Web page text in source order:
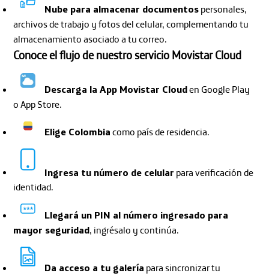
Nube para almacenar documentos personales,
archivos de trabajo y fotos del celular, complementando tu
almacenamiento asociado a tu correo.
Conoce el flujo de nuestro servicio Movistar Cloud
Descarga la App Movistar Clouden Google Play
o App Store.
Elige Colombia como país de residencia.
Ingresa tu número de celular para verificación de
identidad.
Llegará un PIN al número ingresado para
mayor seguridad, ingrésalo y continúa.
Da acceso a tu galería para sincronizar tu